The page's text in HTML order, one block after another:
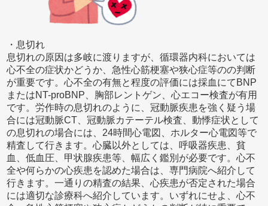
・息切れ
息切れの原因は多岐に渡りますが、循環器内科においては
心不全の症状かどうか、急性心筋梗塞や狭心症等のの判断
が重要です。心不全の有無と程度の評価には採血にてBNP
またはNT-proBNP、胸部レントゲン、心エコー検査が有用
です。労作時の息切れのように、冠動脈疾患を強く疑う場
合には冠動脈CT、冠動脈カテーテル検査、動悸症状として
の息切れの場合には、24時間心電図、ホルター心電図等で
精査して行きます。心臓以外としては、呼吸器疾患、貧
血、低血圧、甲状腺疾患等、幅広く鑑別が必要です。心不
全や何らかの心疾患を認めた場合は、専門病院へ紹介して
行きます。一通りの精査の結果、心疾患が否定された場合
には適切な診療科へ紹介しています。いずれにせよ、心不